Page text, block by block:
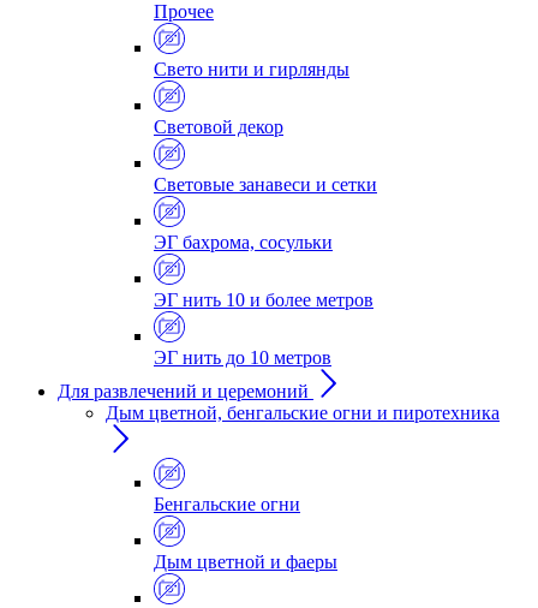
Прочее
Свето нити и гирлянды
Световой декор
Световые занавеси и сетки
ЭГ бахрома, сосульки
ЭГ нить 10 и более метров
ЭГ нить до 10 метров
Для развлечений и церемоний
Дым цветной, бенгальские огни и пиротехника
Бенгальские огни
Дым цветной и фаеры